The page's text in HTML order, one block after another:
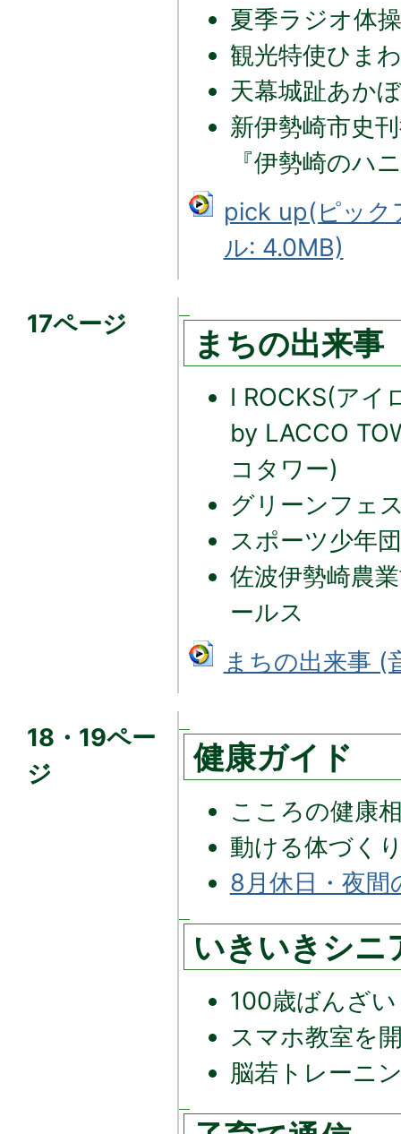
夏季ラジオ体
観光特使ひま
天幕城趾あか
新伊勢崎市史
『伊勢崎のハ
pick up(ピック
ル: 4.0MB)
17ページ
まちの出来事
I ROCKS(ア
by LACCO
コタワー)
グリーンフェ
スポーツ少年
佐波伊勢崎農
ールス
まちの出来事 (
18・19ペー
ジ
健康ガイド
こころの健康
動ける体づく
8月休日・夜間
いきいきシニ
100歳ばんざい
スマホ教室を
脳若トレーニ